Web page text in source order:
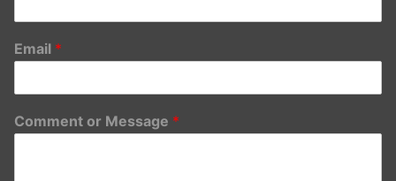
Email *
Comment or Message *